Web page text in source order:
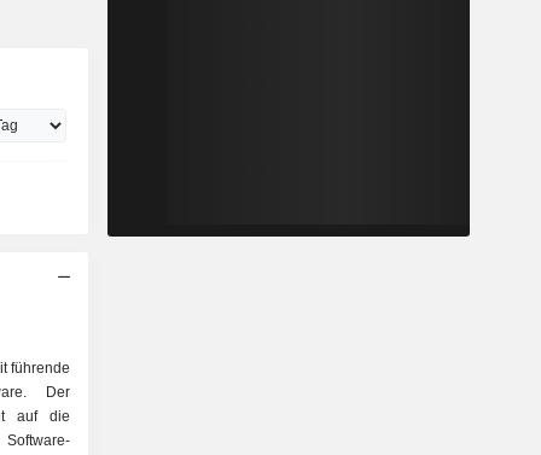
führende
Der
auf die